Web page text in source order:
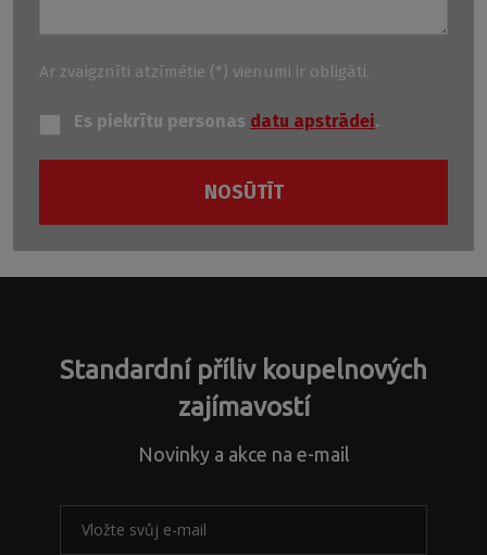
Ar zvaigznīti atzīmētie (*) vienumi ir obligāti.
Es piekrītu personas datu apstrādei.
NOSŪTĪT
nevarēja
iesniegt.
Standardní příliv koupelnových
zajímavostí
Novinky a akce na e-mail